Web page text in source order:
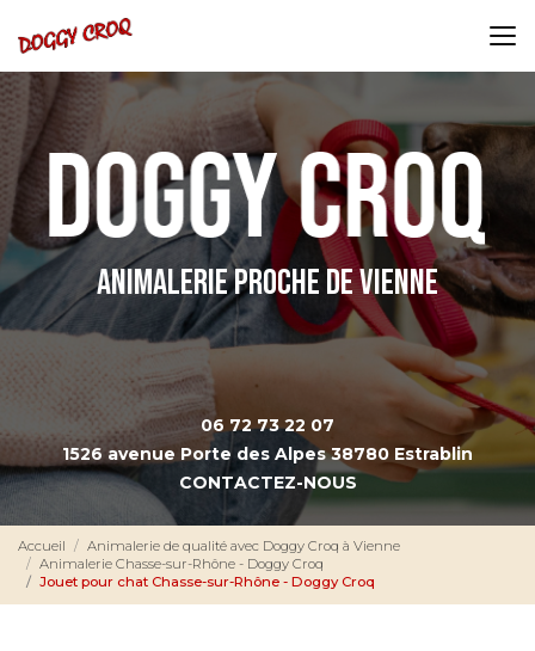
au
contenu
principal
Animalerie proche de Vienne
06 72 73 22 07
1526 avenue Porte des Alpes 38780 Estrablin
CONTACTEZ-NOUS
Accueil
Animalerie de qualité avec Doggy Croq à Vienne
Animalerie Chasse-sur-Rhône - Doggy Croq
Jouet pour chat Chasse-sur-Rhône - Doggy Croq